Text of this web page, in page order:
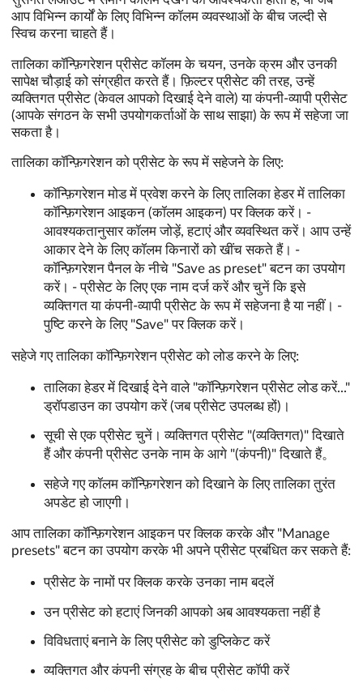
आप विभिन्न कार्यों के लिए विभिन्न कॉलम व्यवस्थाओं के बीच जल्दी से
स्विच करना चाहते हैं।
तालिका कॉन्फ़िगरेशन प्रीसेट कॉलम के चयन, उनके क्रम और उनकी
सापेक्ष चौड़ाई को संग्रहीत करते हैं। फ़िल्टर प्रीसेट की तरह, उन्हें
व्यक्तिगत प्रीसेट (केवल आपको दिखाई देने वाले) या कंपनी-व्यापी प्रीसेट
(आपके संगठन के सभी उपयोगकर्ताओं के साथ साझा) के रूप में सहेजा जा
सकता है।
तालिका कॉन्फ़िगरेशन को प्रीसेट के रूप में सहेजने के लिए:
कॉन्फ़िगरेशन मोड में प्रवेश करने के लिए तालिका हेडर में तालिका
कॉन्फ़िगरेशन आइकन (कॉलम आइकन) पर क्लिक करें। -
आवश्यकतानुसार कॉलम जोड़ें, हटाएं और व्यवस्थित करें। आप उन्हें
आकार देने के लिए कॉलम किनारों को खींच सकते हैं। -
कॉन्फ़िगरेशन पैनल के नीचे "Save as preset" बटन का उपयोग
करें। - प्रीसेट के लिए एक नाम दर्ज करें और चुनें कि इसे
व्यक्तिगत या कंपनी-व्यापी प्रीसेट के रूप में सहेजना है या नहीं। -
पुष्टि करने के लिए "Save" पर क्लिक करें।
सहेजे गए तालिका कॉन्फ़िगरेशन प्रीसेट को लोड करने के लिए:
तालिका हेडर में दिखाई देने वाले "कॉन्फ़िगरेशन प्रीसेट लोड करें..."
ड्रॉपडाउन का उपयोग करें (जब प्रीसेट उपलब्ध हों)।
सूची से एक प्रीसेट चुनें। व्यक्तिगत प्रीसेट "(व्यक्तिगत)" दिखाते
हैं और कंपनी प्रीसेट उनके नाम के आगे "(कंपनी)" दिखाते हैं。
सहेजे गए कॉलम कॉन्फ़िगरेशन को दिखाने के लिए तालिका तुरंत
अपडेट हो जाएगी।
आप तालिका कॉन्फ़िगरेशन आइकन पर क्लिक करके और "Manage
presets" बटन का उपयोग करके भी अपने प्रीसेट प्रबंधित कर सकते हैं:
प्रीसेट के नामों पर क्लिक करके उनका नाम बदलें
उन प्रीसेट को हटाएं जिनकी आपको अब आवश्यकता नहीं है
विविधताएं बनाने के लिए प्रीसेट को डुप्लिकेट करें
व्यक्तिगत और कंपनी संग्रह के बीच प्रीसेट कॉपी करें